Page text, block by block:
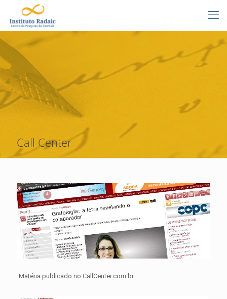
Call Center
Matéria publicado no CallCenter.com.br